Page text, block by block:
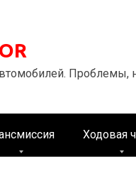
Проблемы,
Ходовая